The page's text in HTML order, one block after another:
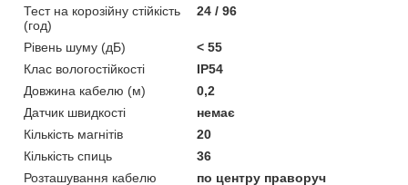
Тест на корозійну стійкість
(год)
24 / 96
Рівень шуму (дБ)
< 55
Клас вологостійкості
IP54
Довжина кабелю (м)
0,2
Датчик швидкості
немає
Кількість магнітів
20
Кількість спиць
36
Розташування кабелю
по центру праворуч